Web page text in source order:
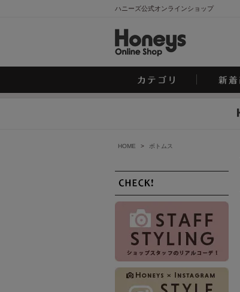
ハニーズ公式オンラインショップ
HOME > ボトムス